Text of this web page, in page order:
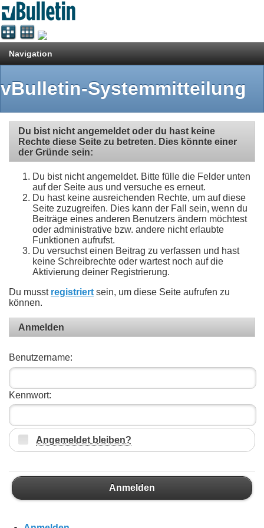
Navigation
vBulletin-Systemmitteilung
Du bist nicht angemeldet oder du hast keine
Rechte diese Seite zu betreten. Dies könnte einer
der Gründe sein:
Du bist nicht angemeldet. Bitte fülle die Felder unten
auf der Seite aus und versuche es erneut.
Du hast keine ausreichenden Rechte, um auf diese
Seite zuzugreifen. Dies kann der Fall sein, wenn du
Beiträge eines anderen Benutzers ändern möchtest
oder administrative bzw. andere nicht erlaubte
Funktionen aufrufst.
Du versuchst einen Beitrag zu verfassen und hast
keine Schreibrechte oder wartest noch auf die
Aktivierung deiner Registrierung.
Du musst registriert sein, um diese Seite aufrufen zu
können.
Anmelden
Benutzername:
Kennwort:
Angemeldet bleiben?
Anmelden